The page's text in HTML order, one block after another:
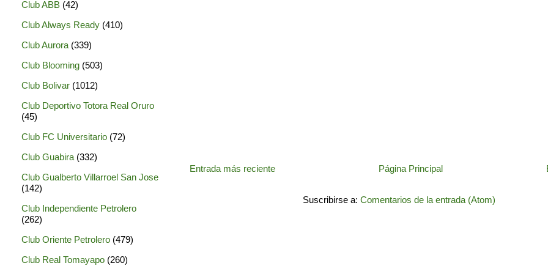
Entrada más reciente Página Principal
Suscribirse a: Comentarios de la entrada (Atom)
Club ABB (42)
Club Always Ready (410)
Club Aurora (339)
Club Blooming (503)
Club Bolivar (1012)
Club Deportivo Totora Real Oruro
(45)
Club FC Universitario (72)
Club Guabira (332)
Club Gualberto Villarroel San Jose
(142)
Club Independiente Petrolero
(262)
Club Oriente Petrolero (479)
Club Real Tomayapo (260)